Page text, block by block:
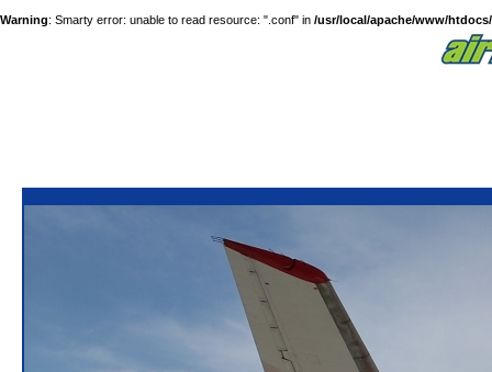
Warning: Smarty error: unable to read resource: ".conf" in /usr/local/apache/www/